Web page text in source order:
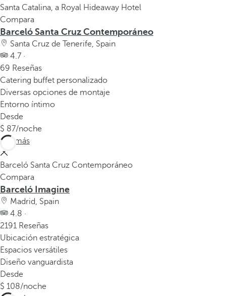
p
r
i
m
e
r
a
o
p
c
i
ó
n
d
e
l
a
v
e
n
t
a
n
a
Santa Catalina, a Royal Hideaway Hotel
Compara
Barceló Santa Cruz Contemporáneo
Santa Cruz de Tenerife, Spain
4.7 ·
69 Reseñas
Catering buffet personalizado
Diversas opciones de montaje
Entorno íntimo
Desde
87/noche
Ver más
Barceló Santa Cruz Contemporáneo
Compara
Barceló Imagine
Madrid, Spain
4.8 ·
2191 Reseñas
Ubicación estratégica
Espacios versátiles
Diseño vanguardista
Desde
108/noche